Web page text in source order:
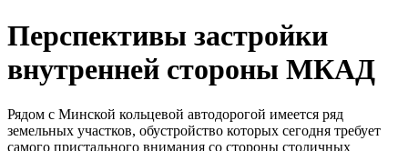
Перспективы застройки
внутренней стороны МКАД
Рядом с Минской кольцевой автодорогой имеется ряд
земельных участков, обустройство которых сегодня требует
самого пристального внимания со стороны столичных